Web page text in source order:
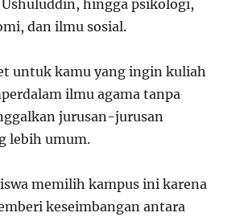
Ushuluddin, hingga psikologi,
dan ilmu sosial.
untuk kamu yang ingin kuliah
ilmu agama tanpa
jurusan-jurusan
lebih umum.
memilih kampus ini karena
keseimbangan antara